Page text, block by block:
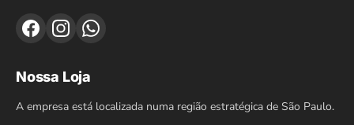
Nossa Loja
A empresa está localizada numa região estratégica de São Paulo.